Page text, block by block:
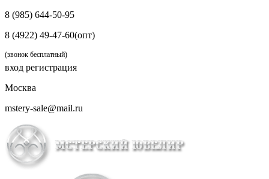
8 (985) 644-50-95
8 (4922) 49-47-60(опт)
(звонок бесплатный)
вход регистрация
Москва
mstery-sale@mail.ru